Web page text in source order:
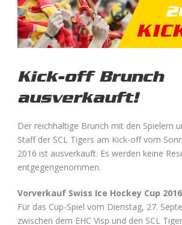
Kick-off Brunch
ausverkauft!
Der reichhaltige Brunch mit den Spielern
Staff der SCL Tigers am Kick-off vom
2016 ist ausverkauft. Es werden keine
entgegengenommen.
Vorverkauf Swiss Ice Hockey Cup
Für das Cup-Spiel vom Dienstag, 27.
zwischen dem EHC Visp und den SCL